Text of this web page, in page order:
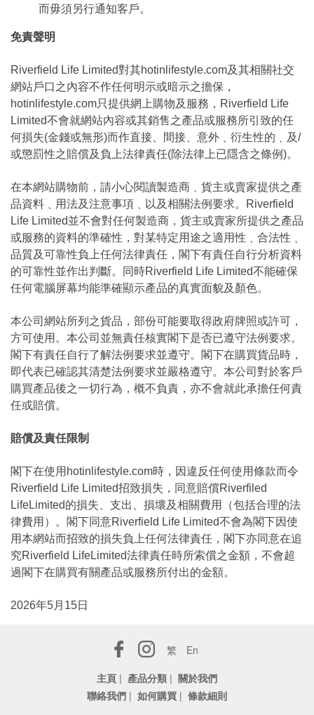
而毋須另行通知客戶。
免責聲明
Riverfield Life Limited對其hotinlifestyle.com及其相關社交
網站戶口之內容不作任何明示或暗示之擔保，
hotinlifestyle.com只提供網上購物及服務，Riverfield Life
Limited不會就網站內容或其銷售之產品或服務所引致的任
何損失(金錢或無形)而作直接、間接、意外﹑衍生性的﹑及/
或懲罰性之賠償及負上法律責任(除法律上已隱含之條例)。
在本網站購物前，請小心閱讀製造商﹑貨主或賣家提供之產
品資料﹑用法及注意事項﹑以及相關法例要求。Riverfield
Life Limited並不會對任何製造商，貨主或賣家所提供之產品
或服務的資料的準確性，對某特定用途之適用性﹑合法性﹑
品質及可靠性負上任何法律責任，閣下有責任自行分析資料
的可靠性並作出判斷。同時Riverfield Life Limited不能確保
任何電腦屏幕均能準確顯示產品的真實面貌及顏色。
本公司網站所列之貨品，部份可能要取得政府牌照或許可，
方可使用。本公司並無責任核實閣下是否已遵守法例要求。
閣下有責任自行了解法例要求並遵守。閣下在購買貨品時，
即代表已確認其清楚法例要求並嚴格遵守。本公司對於客戶
購買產品後之一切行為，概不負責，亦不會就此承擔任何責
任或賠償。
賠償及責任限制
閣下在使用hotinlifestyle.com時，因違反任何使用條款而令
Riverfield Life Limited招致損失，同意賠償Riverfiled
LifeLimited的損失、支出、損壞及相關費用（包括合理的法
律費用）。閣下同意Riverfield Life Limited不會為閣下因使
用本網站而招致的損失負上任何法律責任，閣下亦同意在追
究Riverfield LifeLimited法律責任時所索償之金額，不會超
過閣下在購買有關產品或服務所付出的金額。
2026年5月15日
繁
En
主頁 | 產品分類 | 關於我們
聯絡我們 | 如何購買 | 條款細則